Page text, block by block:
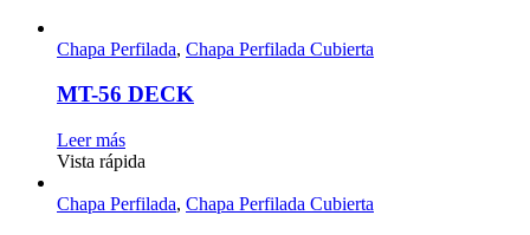
Chapa Perfilada, Chapa Perfilada Cubierta
MT-56 DECK
Leer más
Vista rápida
Chapa Perfilada, Chapa Perfilada Cubierta